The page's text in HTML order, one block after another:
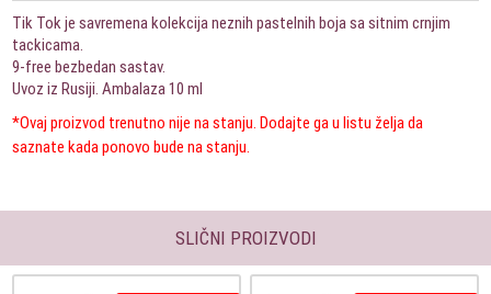
Tik Tok je savremena kolekcija neznih pastelnih boja sa sitnim crnjim
tackicama.
9-free bezbedan sastav.
Uvoz iz Rusiji. Ambalaza 10 ml
*Ovaj proizvod trenutno nije na stanju. Dodajte ga u listu želja da
saznate kada ponovo bude na stanju.
SLIČNI PROIZVODI